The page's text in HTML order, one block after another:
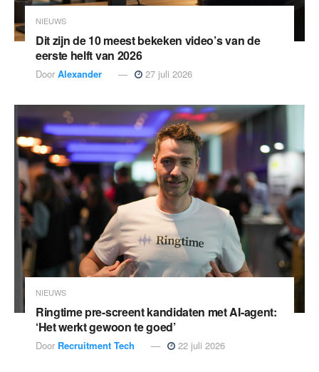
NIEUWS
Dit zijn de 10 meest bekeken video’s van de
eerste helft van 2026
Door Alexander 27 juli 2026
NIEUWS
Ringtime pre-screent kandidaten met AI-agent:
‘Het werkt gewoon te goed’
Door Recruitment Tech 22 juli 2026